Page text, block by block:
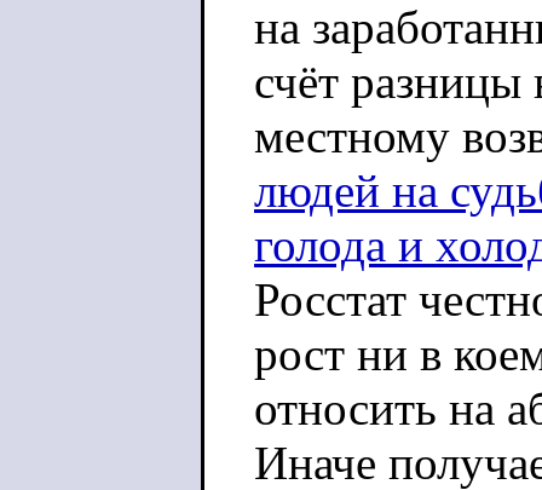
на
счёт разницы
местному
людей на
голода и
Росстат
рост ни в
относить на
Иначе